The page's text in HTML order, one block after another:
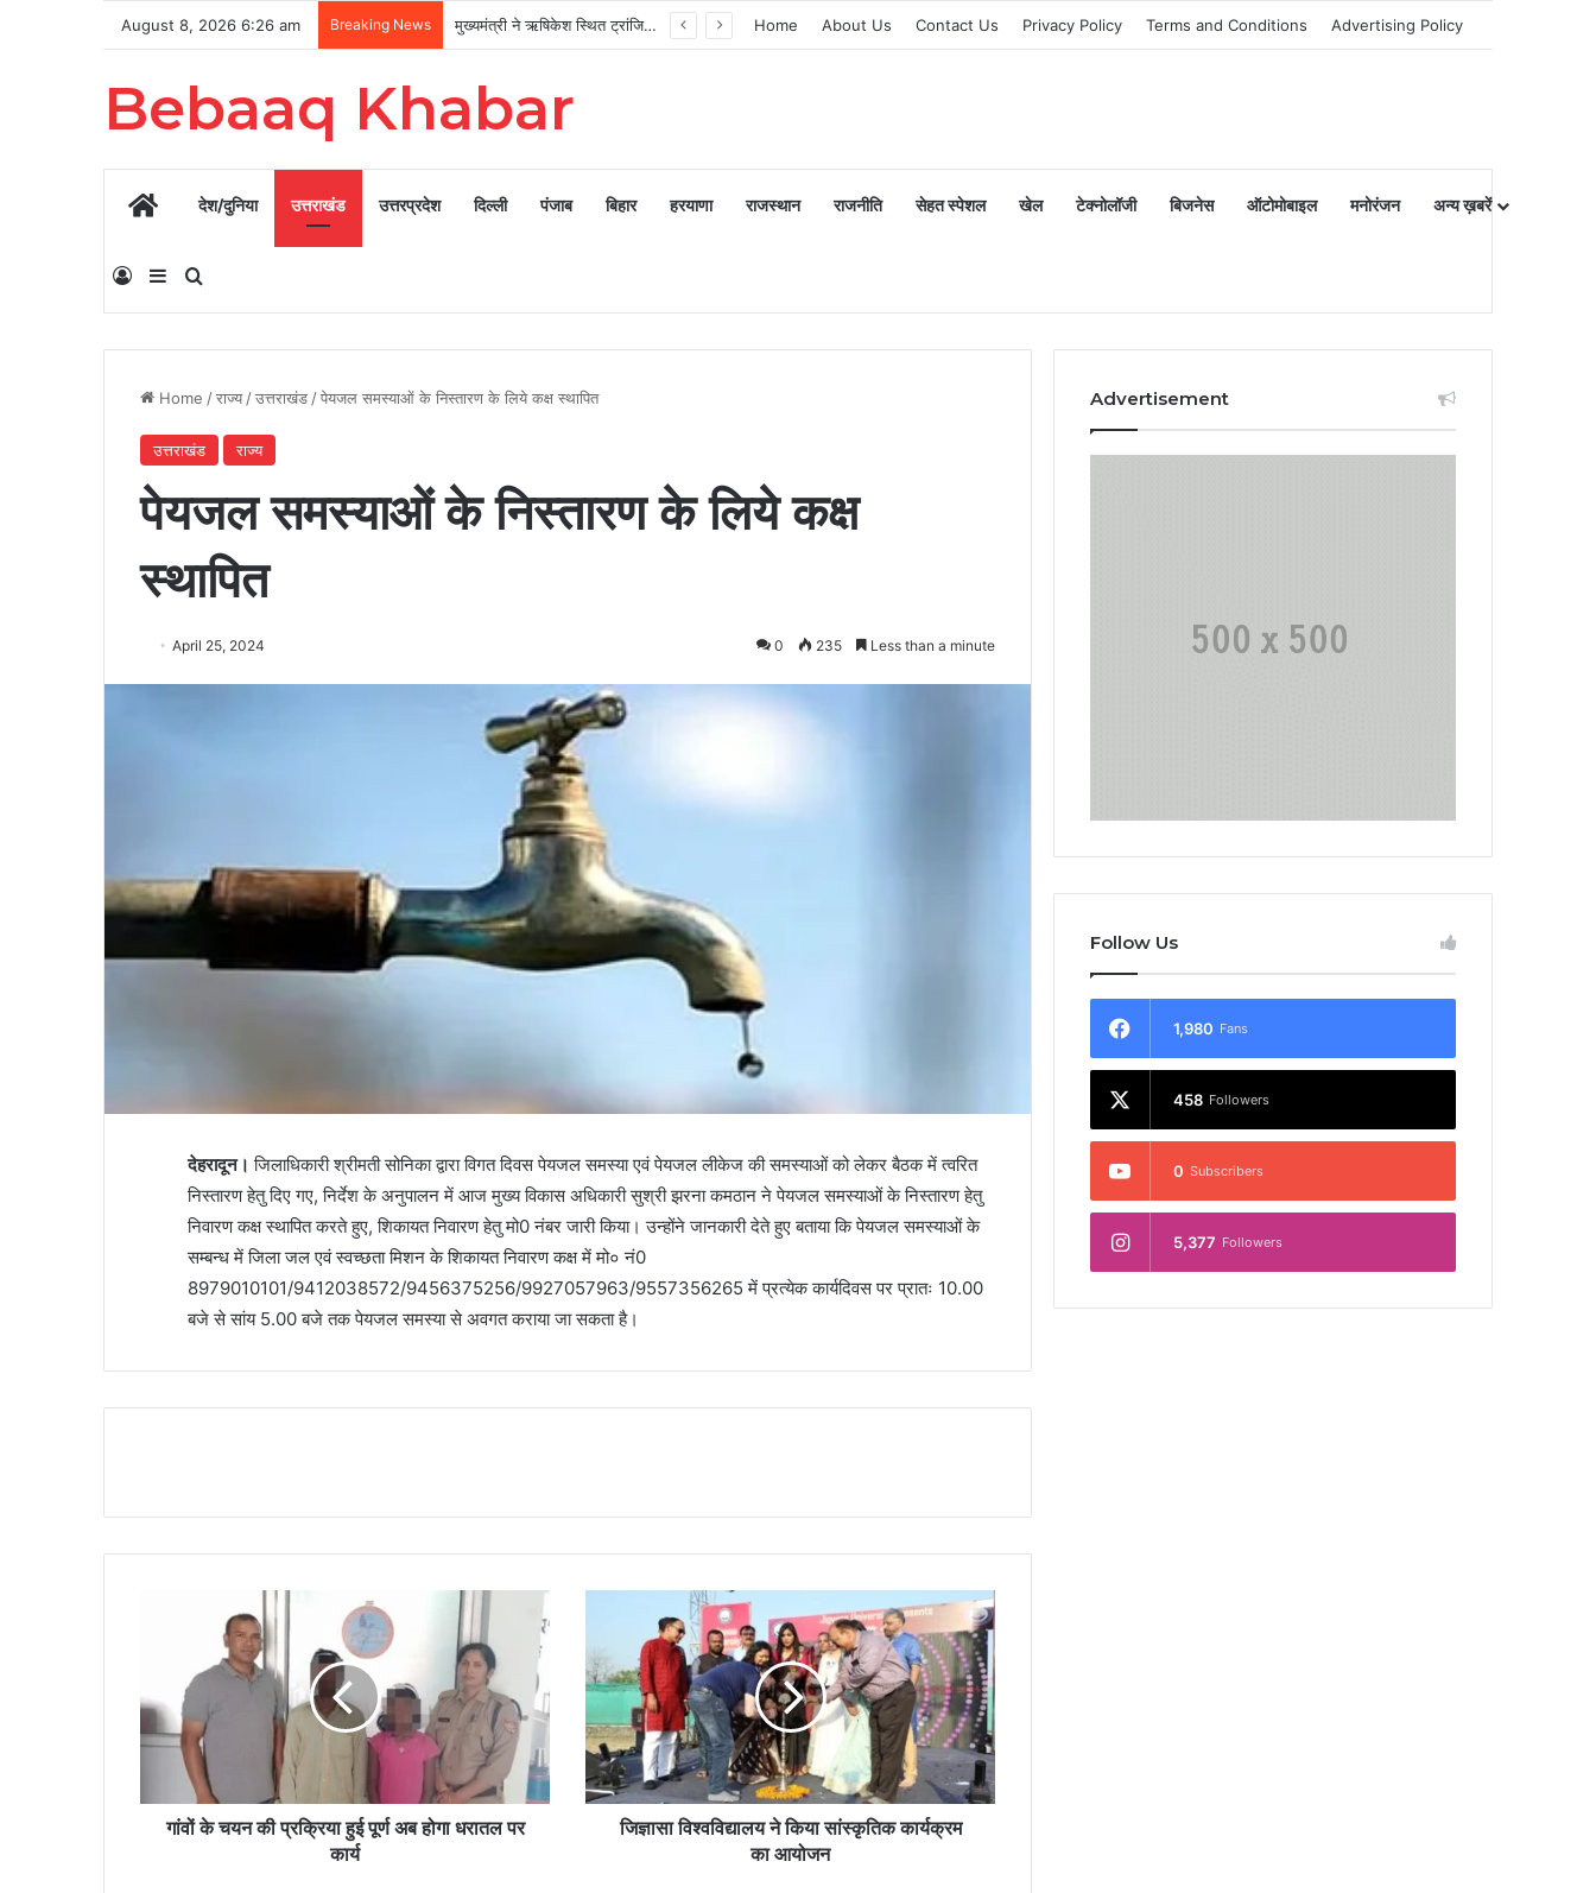
August 8, 2026 6:26 am Breaking News मुख्यमंत्री ने ऋषिकेश स्थित ट्रांजिट कैंप का किया औचक निरीक्षण Home About Us Contact Us Privacy Policy Terms and Conditions Advertising Policy
Bebaaq Khabar
Homeदेश/दुनिया उत्तराखंड उत्तरप्रदेश दिल्ली पंजाब बिहार हरयाणा राजस्थान राजनीति सेहत स्पेशल खेल टेक्नोलॉजी बिजनेस ऑटोमोबाइल मनोरंजन अन्य ख़बरें
Log InSidebarSearch for
Home /राज्य /उत्तराखंड /पेयजल समस्याओं के निस्तारण के लिये कक्ष स्थापित
उत्तराखंड राज्य
पेयजल समस्याओं के निस्तारण के लिये कक्ष
स्थापित
April 25, 2024 0 235 Less than a minute
देहरादून। जिलाधिकारी श्रीमती सोनिका द्वारा विगत दिवस पेयजल समस्या एवं पेयजल लीकेज की समस्याओं को लेकर बैठक में त्वरित
निस्तारण हेतु दिए गए, निर्देश के अनुपालन में आज मुख्य विकास अधिकारी सुश्री झरना कमठान ने पेयजल समस्याओं के निस्तारण हेतु
निवारण कक्ष स्थापित करते हुए, शिकायत निवारण हेतु मो0 नंबर जारी किया। उन्होंने जानकारी देते हुए बताया कि पेयजल समस्याओं के
सम्बन्ध में जिला जल एवं स्वच्छता मिशन के शिकायत निवारण कक्ष में मो० नं0
8979010101/9412038572/9456375256/9927057963/9557356265 में प्रत्येक कार्यदिवस पर प्रातः 10.00
बजे से सांय 5.00 बजे तक पेयजल समस्या से अवगत कराया जा सकता है।
गांवों के चयन की प्रक्रिया हुई पूर्ण अब होगा धरातल पर
कार्य
जिज्ञासा विश्वविद्यालय ने किया सांस्कृतिक कार्यक्रम
का आयोजन
Advertisement
Follow Us
1,980 Fans
458 Followers
0 Subscribers
5,377 Followers